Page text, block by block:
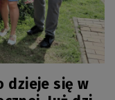
dzieje się w